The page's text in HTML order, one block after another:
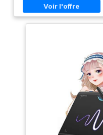
supérieure, tout en restant
légère et facile à transporter :
aucun ordinateur n’est
l’animation, les tutoriels et les
guides. ➡️ 6 BONUS INCLUS
(valeur de 100 $) : 4
accessoires bonus sont
inclus (étui de protection haut
de gamme, gant de dessin,
adaptateur secteur universel
et protection d’écran
préinstallée) ainsi que 2 mises
à niveau d’applications (mise à
niveau PRO à vie pour